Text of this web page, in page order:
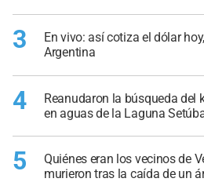
3
En vivo: así cotiza el dólar
Argentina
4
Reanudaron la búsqueda del
en aguas de la Laguna
5
Quiénes eran los vecinos de
murieron tras la caída de un